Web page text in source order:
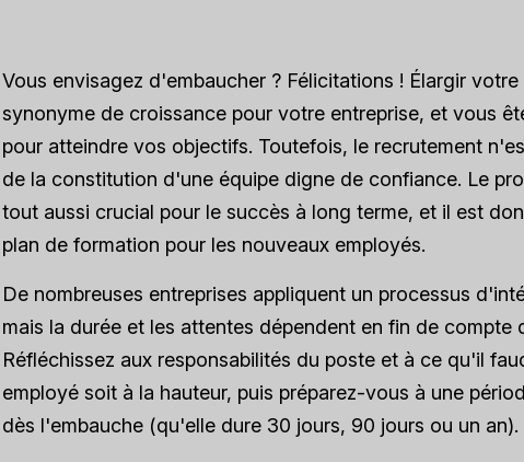
Vous envisagez d'embaucher ? Félicitations ! Élargir
synonyme de croissance pour votre entreprise, et vous
pour atteindre vos objectifs. Toutefois, le recrutement
de la constitution d'une équipe digne de confiance. Le
tout aussi crucial pour le succès à long terme, et il est
plan de formation pour les nouveaux employés.
De nombreuses entreprises appliquent un processus
mais la durée et les attentes dépendent en fin de compte
Réfléchissez aux responsabilités du poste et à ce qu'il
employé soit à la hauteur, puis préparez-vous à une
dès l'embauche (qu'elle dure 30 jours, 90 jours ou un an).